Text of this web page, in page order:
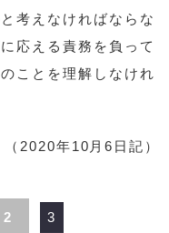
考えなければならな
応える責務を負って
ことを理解しなけれ
（2020年10月6日記）
2 3